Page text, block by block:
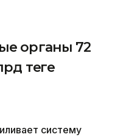
органы 72
теңге
систему